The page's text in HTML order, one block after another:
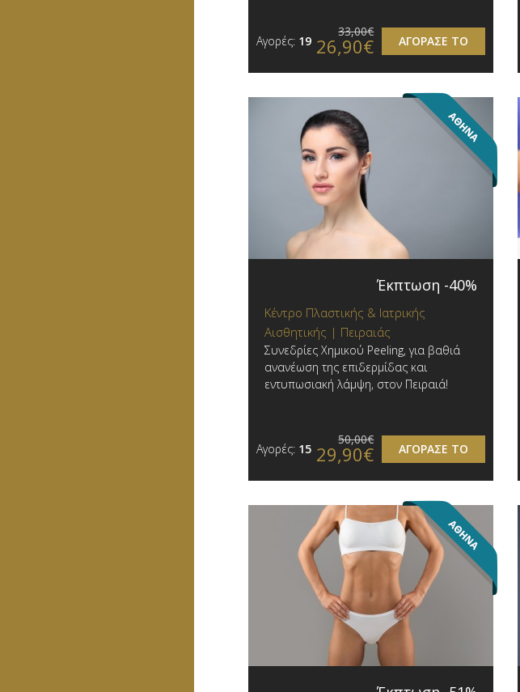
Αγορές: 19 ΑΓΟΡΑΣΕ ΤΟ
33,00€
26,90€
Έκπτωση -40%
Κέντρο Πλαστικής & Ιατρικής
Αισθητικής | Πειραιάς
Συνεδρίες Χημικού Peeling, για βαθιά
ανανέωση της επιδερμίδας και
εντυπωσιακή λάμψη, στον Πειραιά!
Αγορές: 15 ΑΓΟΡΑΣΕ ΤΟ
50,00€
29,90€